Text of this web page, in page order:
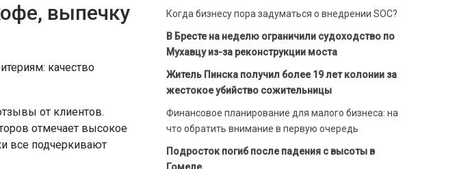
выпечку
качество
от клиентов.
отмечает высокое
все подчеркивают
Когда бизнесу пора задуматься о внедрении SOC?
В Бресте на неделю ограничили судоходство по
Мухавцу из-за реконструкции моста
Житель Пинска получил более 19 лет колонии за
жестокое убийство сожительницы
Финансовое планирование для малого бизнеса: на
что обратить внимание в первую очередь
Подросток погиб после падения с высоты в